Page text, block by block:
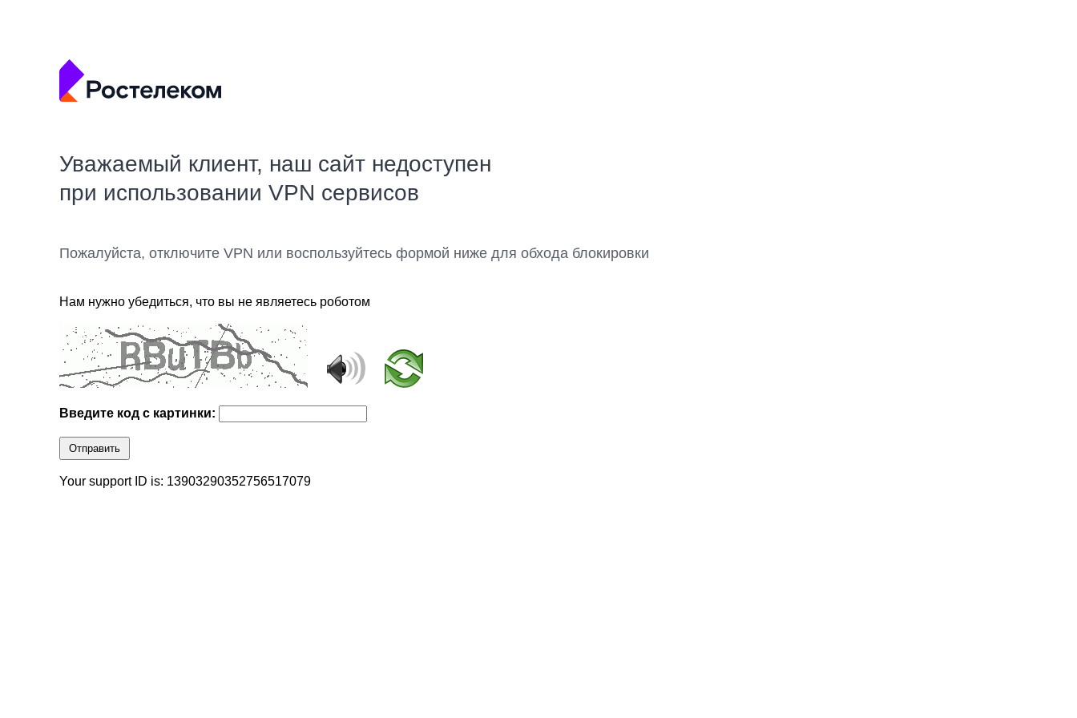
Уважаемый клиент, наш сайт недоступен
при использовании VPN сервисов
Пожалуйста, отключите VPN или воспользуйтесь формой ниже для обхода блокировки
Нам нужно убедиться, что вы не являетесь роботом
Введите код с картинки:
Отправить
Your support ID is: 13903290352756517079